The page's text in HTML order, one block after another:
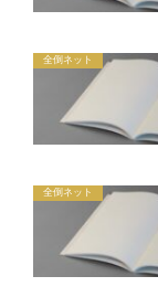
全倒ネット
全倒ネット